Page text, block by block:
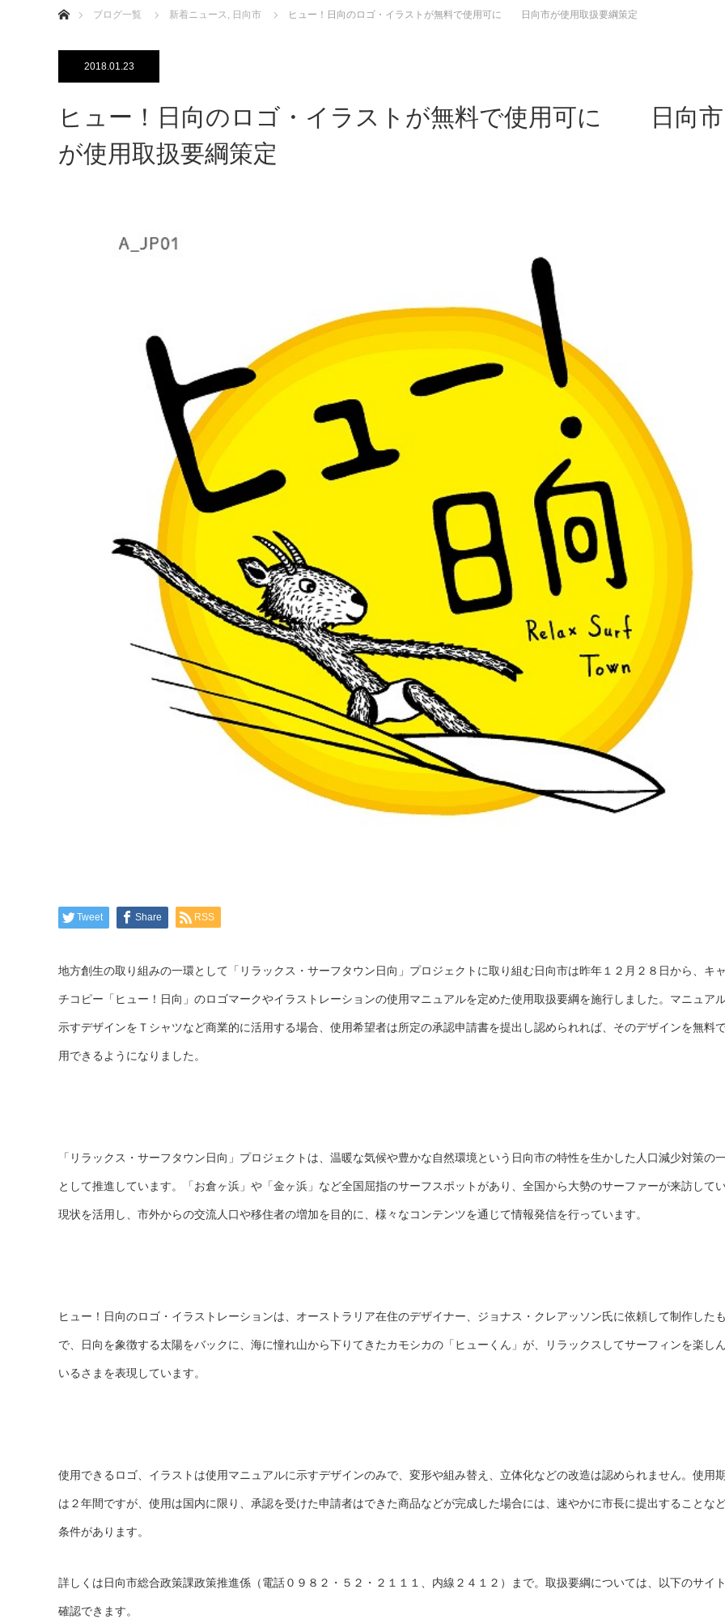
ブログ一覧
新着ニュース , 日向市 ヒュー！日向のロゴ・イラストが無料で使用可に 日向市が使用取扱要綱策定
2018.01.23
ヒュー！日向のロゴ・イラストが無料で使用可に 日向市
が使用取扱要綱策定
Tweet Share RSS
地方創生の取り組みの一環として「リラックス・サーフタウン日向」プロジェクトに取り組む日向市は昨年１２月２８日から、キ
チコピー「ヒュー！日向」のロゴマークやイラストレーションの使用マニュアルを定めた使用取扱要綱を施行しました。マニュア
示すデザインをＴシャツなど商業的に活用する場合、使用希望者は所定の承認申請書を提出し認められれば、そのデザインを無料
用できるようになりました。
「リラックス・サーフタウン日向」プロジェクトは、温暖な気候や豊かな自然環境という日向市の特性を生かした人口減少対策の
として推進しています。「お倉ヶ浜」や「金ヶ浜」など全国屈指のサーフスポットがあり、全国から大勢のサーファーが来訪して
現状を活用し、市外からの交流人口や移住者の増加を目的に、様々なコンテンツを通じて情報発信を行っています。
ヒュー！日向のロゴ・イラストレーションは、オーストラリア在住のデザイナー、ジョナス・クレアッソン氏に依頼して制作した
で、日向を象徴する太陽をバックに、海に憧れ山から下りてきたカモシカの「ヒューくん」が、リラックスしてサーフィンを楽し
いるさまを表現しています。
使用できるロゴ、イラストは使用マニュアルに示すデザインのみで、変形や組み替え、立体化などの改造は認められません。使用
は２年間ですが、使用は国内に限り、承認を受けた申請者はできた商品などが完成した場合には、速やかに市長に提出することな
条件があります。
詳しくは日向市総合政策課政策推進係（電話０９８２・５２・２１１１、内線２４１２）まで。取扱要綱については、以下のサイ
確認できます。